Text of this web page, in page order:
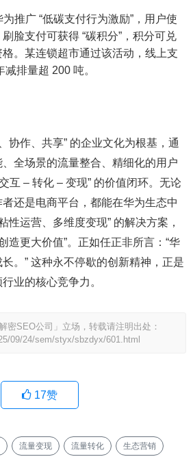
为推广 “低碳支付行为激励”，用户使
脸支付可获得 “碳积分”，积分可兑
。某连锁超市通过该活动，线上支
排量超 200 吨。
协作、共享” 的企业文化为根基，通
全场景的流量整合、精细化的用户
互 – 转化 – 变现” 的价值闭环。无论
还是电商平台，都能在华为生态中
性运营、多维度变现” 的解决方案，
造更大价值”。正如任正非所言：“华
。” 这种永不停歇的创新精神，正是
业的核心竞争力。
密SEO公司」立场，转载请注明出处：
09/24/sem/styx/sbzdyx/601.html
17赞
流量变现 流量转化 生态营销